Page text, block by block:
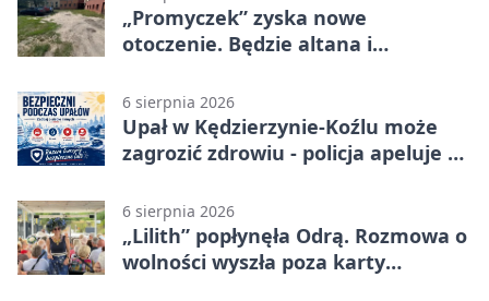
„Promyczek” zyska nowe
otoczenie. Będzie altana i
6 sierpnia 2026
Upał w Kędzierzynie-Koźlu może
zagrozić zdrowiu - policja apeluje o
6 sierpnia 2026
„Lilith” popłynęła Odrą. Rozmowa o
wolności wyszła poza karty